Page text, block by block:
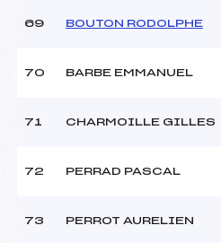
69 BOUTON RODOLPHE
70 BARBE EMMANUEL
71 CHARMOILLE GILLES
72 PERRAD PASCAL
73 PERROT AURELIEN